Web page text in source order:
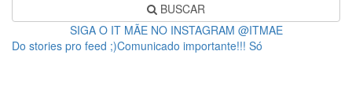
BUSCAR
SIGA O IT MÃE NO INSTAGRAM @ITMAE
Do stories pro feed ;)Comunicado importante!!! Só